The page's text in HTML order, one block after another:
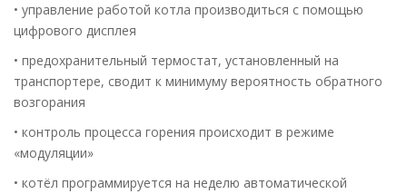
• управление работой котла производиться с помощью
цифрового дисплея
• предохранительный термостат, установленный на
транспортере, сводит к минимуму вероятность обратного
возгорания
• контроль процесса горения происходит в режиме
«модуляции»
• котёл программируется на неделю автоматической